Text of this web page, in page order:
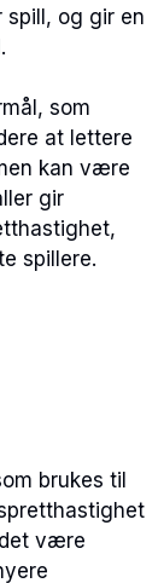
spill, og gir en
som
at lettere
kan være
gir
spillere.
brukes til
være